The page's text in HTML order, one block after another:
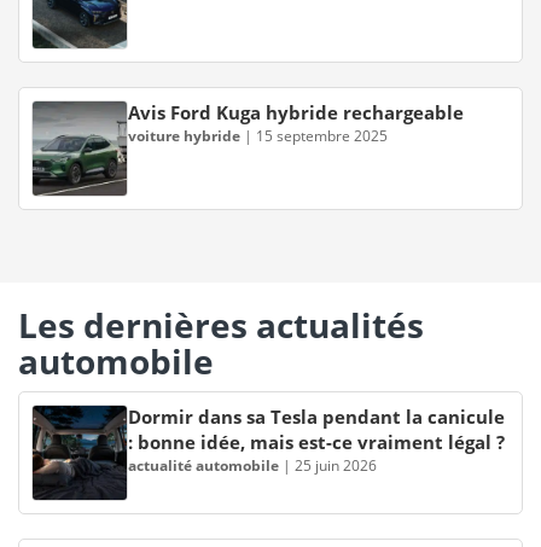
Avis Ford Kuga hybride rechargeable
voiture hybride | 15 septembre 2025
Les dernières actualités
automobile
Dormir dans sa Tesla pendant la canicule
: bonne idée, mais est-ce vraiment légal ?
actualité automobile | 25 juin 2026